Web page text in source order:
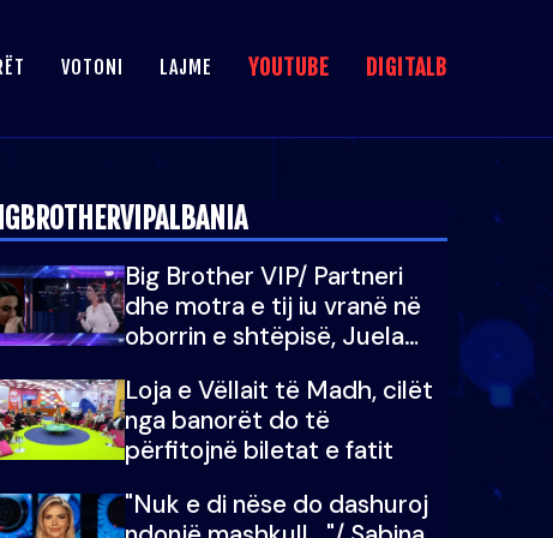
VOTONI LAJME YOUTUBE DIGITALB
Big Brother VIP/ Partneri
dhe motra e tij iu vranë në
oborrin e shtëpisë, Juela
e doja më jetën, do të
martoheshim, por zemra mu
copëtua
Loja e Vëllait të Madh, cilët
nga banorët do të
përfitojnë biletat e fatit
"Nuk e di nëse do dashuroj